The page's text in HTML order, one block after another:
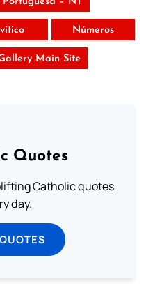
Números
Main Site
Quotes
Catholic quotes
day.